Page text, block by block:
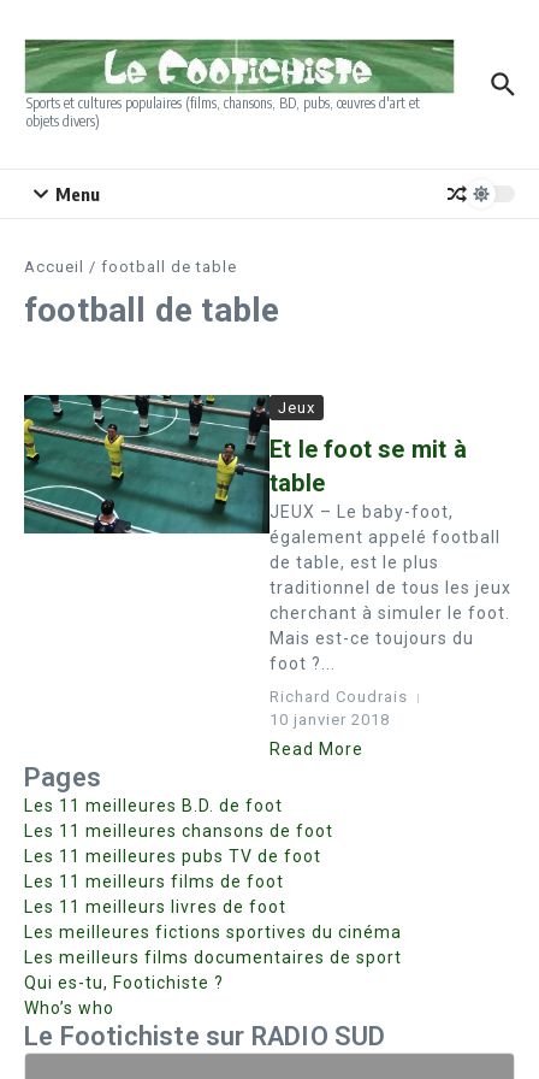
Sports et cultures populaires (films, chansons, BD, pubs, œuvres d'art et
objets divers)
Menu
Accueil / football de table
football de table
Jeux
Et le foot se mit à
table
JEUX – Le baby-foot,
également appelé football
de table, est le plus
traditionnel de tous les jeux
cherchant à simuler le foot.
Mais est-ce toujours du
foot ?...
Richard Coudrais
10 janvier 2018
Read More
Pages
Les 11 meilleures B.D. de foot
Les 11 meilleures chansons de foot
Les 11 meilleures pubs TV de foot
Les 11 meilleurs films de foot
Les 11 meilleurs livres de foot
Les meilleures fictions sportives du cinéma
Les meilleurs films documentaires de sport
Qui es-tu, Footichiste ?
Who’s who
Le Footichiste sur RADIO SUD